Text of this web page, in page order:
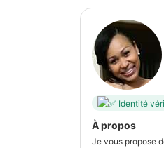
Identité
À propos
Je vous propose